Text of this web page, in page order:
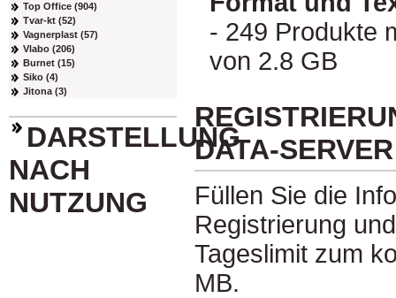
Top Office (904)
Tvar-kt (52)
Vagnerplast (57)
Vlabo (206)
Burnet (15)
Siko (4)
Jitona (3)
DARSTELLUNG
NACH
NUTZUNG
- 249 Produkte
von 2.8 GB
DATA-SERVER
Füllen Sie die
Registrierung
Tageslimit zum
MB.